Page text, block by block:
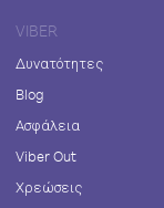
VIBER
Δυνατότητες
Blog
Ασφάλεια
Viber Out
Χρεώσεις